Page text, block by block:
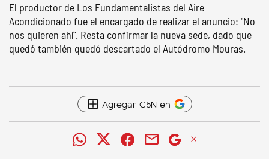
El productor de Los Fundamentalistas del Aire
Acondicionado fue el encargado de realizar el anuncio: "No
nos quieren ahí". Resta confirmar la nueva sede, dado que
quedó también quedó descartado el Autódromo Mouras.
Agregar C5N en